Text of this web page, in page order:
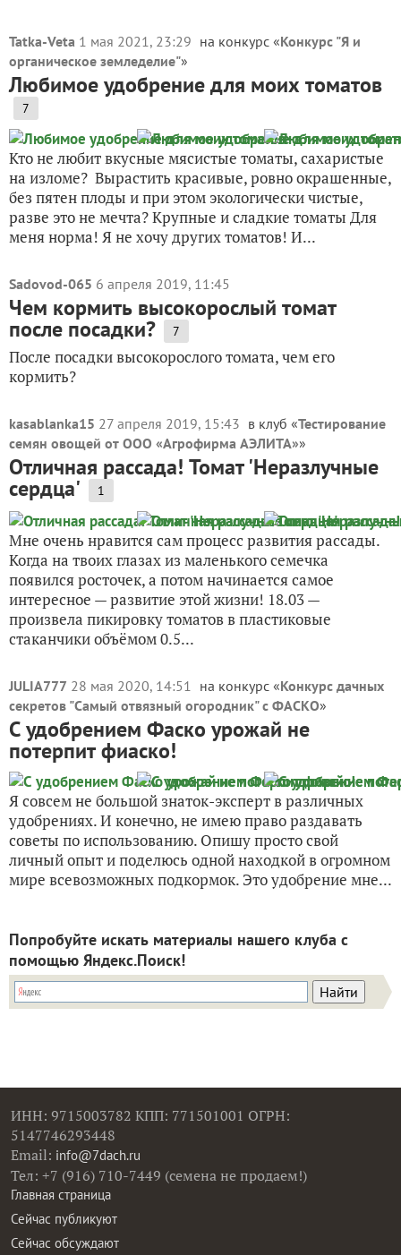
Tatka-Veta 1 мая 2021, 23:29 на конкурс «Конкурс "Я и
органическое земледелие"»
Любимое удобрение для моих томатов
7
Кто не любит вкусные мясистые томаты, сахаристые
на изломе? Вырастить красивые, ровно окрашенные,
без пятен плоды и при этом экологически чистые,
разве это не мечта? Крупные и сладкие томаты Для
меня норма! Я не хочу других томатов! И...
Sadovod-065 6 апреля 2019, 11:45
Чем кормить высокорослый томат
после посадки? 7
После посадки высокорослого томата, чем его
кормить?
kasablanka15 27 апреля 2019, 15:43 в клуб «Тестирование
семян овощей от ООО «Агрофирма АЭЛИТА»»
Отличная рассада! Томат 'Неразлучные
сердца' 1
Мне очень нравится сам процесс развития рассады.
Когда на твоих глазах из маленького семечка
появился росточек, а потом начинается самое
интересное — развитие этой жизни! 18.03 —
произвела пикировку томатов в пластиковые
стаканчики объёмом 0.5...
JULIA777 28 мая 2020, 14:51 на конкурс «Конкурс дачных
секретов "Самый отвязный огородник" с ФАСКО»
С удобрением Фаско урожай не
потерпит фиаско!
Я совсем не большой знаток-эксперт в различных
удобрениях. И конечно, не имею право раздавать
советы по использованию. Опишу просто свой
личный опыт и поделюсь одной находкой в огромном
мире всевозможных подкормок. Это удобрение мне...
Попробуйте искать материалы нашего клуба с
помощью Яндекс.Поиск!
ИНН: 9715003782 КПП: 771501001 ОГРН:
5147746293448
Email: info@7dach.ru
Тел: +7 (916) 710-7449 (семена не продаем!)
Главная страница
Сейчас публикуют
Сейчас обсуждают